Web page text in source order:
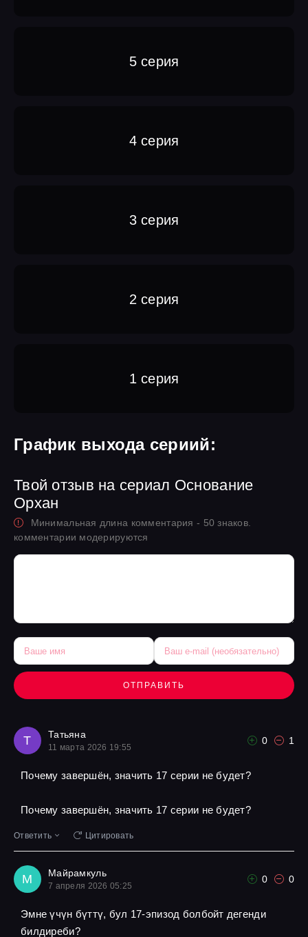
5 серия
4 серия
3 серия
2 серия
1 серия
График выхода сериий:
Твой отзыв на сериал Основание
Орхан
Минимальная длина комментария - 50 знаков.
комментарии модерируются
ОТПРАВИТЬ
Т Татьяна
11 марта 2026 19:55
0 1
Почему завершён, значить 17 серии не будет?
Почему завершён, значить 17 серии не будет?
Ответить Цитировать
М Майрамкуль
7 апреля 2026 05:25
0 0
Эмне үчүн бүттү, бул 17-эпизод болбойт дегенди
билдиреби?